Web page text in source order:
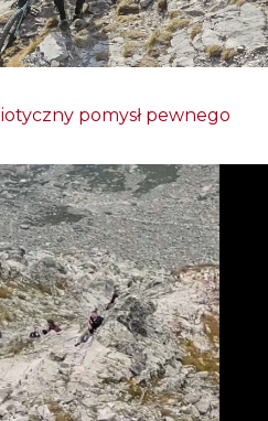
pomysł pewnego